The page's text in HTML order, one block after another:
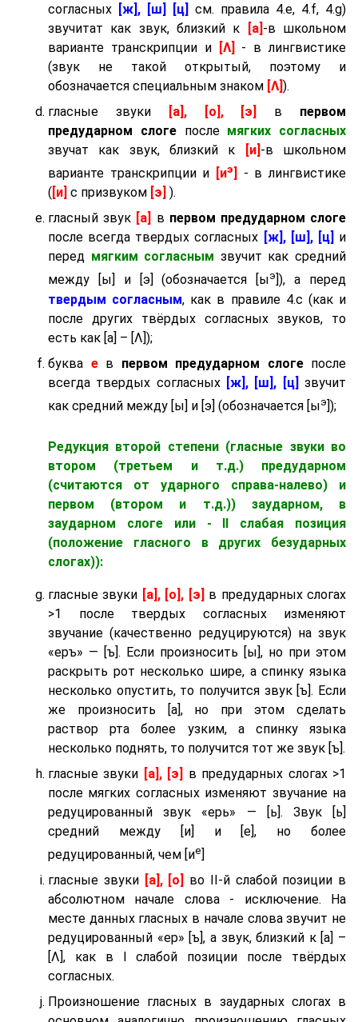
согласных [ж], [ш] [ц] см. правила 4.e, 4.f, 4.g)
звучитат как звук, близкий к
[а] -в школьном
варианте транскрипции и
[Λ]
- в лингвистике
(звук не такой открытый, поэтому и
обозначается специальным знаком [Λ]).
гласные звуки
[а], [о], [э] в первом
предударном слогепослемягких согласных
звучат как звук, близкий к
[и] -в школьном
варианте транскрипции и
[иэ
- в лингвистике
( [и] с призвуком [э] ).
гласный звук
[а] в первом предударном слоге
после всегда твердых согласных
[ж], [ш], [ц]
и
перед мягким согласным звучит как средний
между [ы] и [э] (обозначается [ыэ ]), а перед
твердым согласным, как в правиле 4.c (как и
после других твёрдых согласных звуков, то
есть как [а] – [Λ]);
буква ев первом предударном слогепосле
всегда твердых согласных [ж], [ш], [ц] звучит
как средний между [ы] и [э] (обозначается [ыэ]);
Редукция второй степени (гласные звуки во
втором (третьем и т.д.) предударном
(считаются от ударного справа-налево) и
первом (втором и т.д.)) заударном, в
заударном слогеили - II слабая позиция
(положение гласного в других безударных
слогах)):
гласные звуки [а], [о], [э] в предударных слогах
>1 после твердых согласных изменяют
звучание (качественно редуцируются) на звук
«еръ» — [ъ]. Если произносить [ы], но при этом
раскрыть рот несколько шире, а спинку языка
несколько опустить, то получится звук [ъ]. Если
же произносить [а], но при этом сделать
раствор рта более узким, а спинку языка
несколько поднять, то получится тот же звук [ъ].
гласные звуки [а], [э] в предударных слогах >1
после мягких согласных изменяют звучание на
редуцированный звук «ерь» — [ь]. Звук [ь]
средний между [и] и [е], но более
редуцированный, чем [ие
гласные звуки
[а], [о]
во II-й слабой позиции в
абсолютном начале слова - исключение. На
месте данных гласных в начале слова звучит не
редуцированный «ер» [ъ], а звук, близкий к [а] –
[Λ], как в I слабой позиции после твёрдых
согласных.
Произношение гласных в заударных слогах в